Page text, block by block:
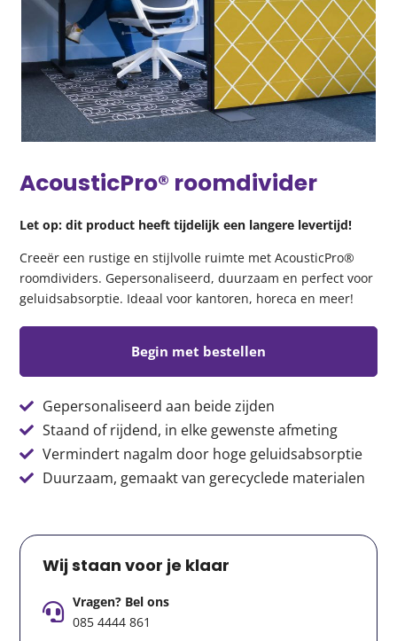
AcousticPro® roomdivider
Let op: dit product heeft tijdelijk een langere levertijd!
Creeër een rustige en stijlvolle ruimte met AcousticPro®
roomdividers. Gepersonaliseerd, duurzaam en perfect voor
geluidsabsorptie. Ideaal voor kantoren, horeca en meer!
Begin met bestellen
Gepersonaliseerd aan beide zijden
Staand of rijdend, in elke gewenste afmeting
Vermindert nagalm door hoge geluidsabsorptie
Duurzaam, gemaakt van gerecyclede materialen
Wij staan voor je klaar
Vragen? Bel ons
085 4444 861